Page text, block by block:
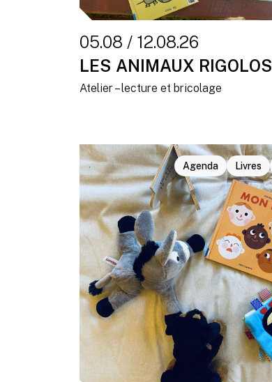
05.08 / 12.08.26
LES ANIMAUX RIGOLOS
Atelier – lecture et bricolage
Agenda Livres